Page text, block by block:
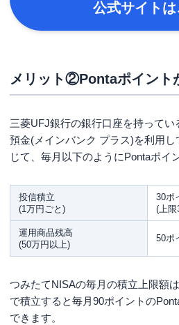
公式サイトは
メリット②Pontaポイント
三菱UFJ銀行の銀行口座を持ってい
預金(メインバンク プラス)を利用
じて、毎月以下のようにPontaポイ
投信積立
(1万円ごと)
30ポ
(上限
運用商品残高
(50万円以上)
50ポ
つみたてNISAの毎月の積立上限額
で積立すると毎月90ポイントの
できます。